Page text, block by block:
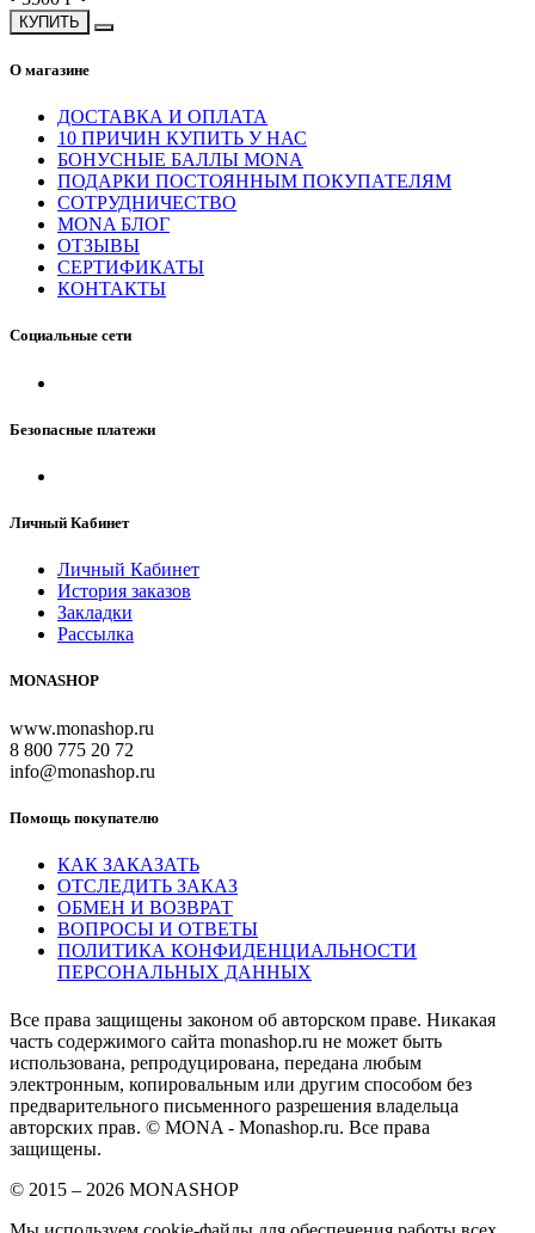
КУПИТЬ
О магазине
ДОСТАВКА И ОПЛАТА
10 ПРИЧИН КУПИТЬ У НАС
БОНУСНЫЕ БАЛЛЫ MONA
ПОДАРКИ ПОСТОЯННЫМ ПОКУПАТЕЛЯМ
СОТРУДНИЧЕСТВО
MONA БЛОГ
ОТЗЫВЫ
СЕРТИФИКАТЫ
КОНТАКТЫ
Социальные сети
Безопасные платежи
Личный Кабинет
Личный Кабинет
История заказов
Закладки
Рассылка
MONASHOP
www.monashop.ru
8 800 775 20 72
info@monashop.ru
Помощь покупателю
КАК ЗАКАЗАТЬ
ОТСЛЕДИТЬ ЗАКАЗ
ОБМЕН И ВОЗВРАТ
ВОПРОСЫ И ОТВЕТЫ
ПОЛИТИКА КОНФИДЕНЦИАЛЬНОСТИ
ПЕРСОНАЛЬНЫХ ДАННЫХ
Все права защищены законом об авторском праве. Никакая
часть содержимого сайта monashop.ru не может быть
использована, репродуцирована, передана любым
электронным, копировальным или другим способом без
предварительного письменного разрешения владельца
авторских прав. © MONA - Monashop.ru. Все права
защищены.
© 2015 – 2026 MONASHOP